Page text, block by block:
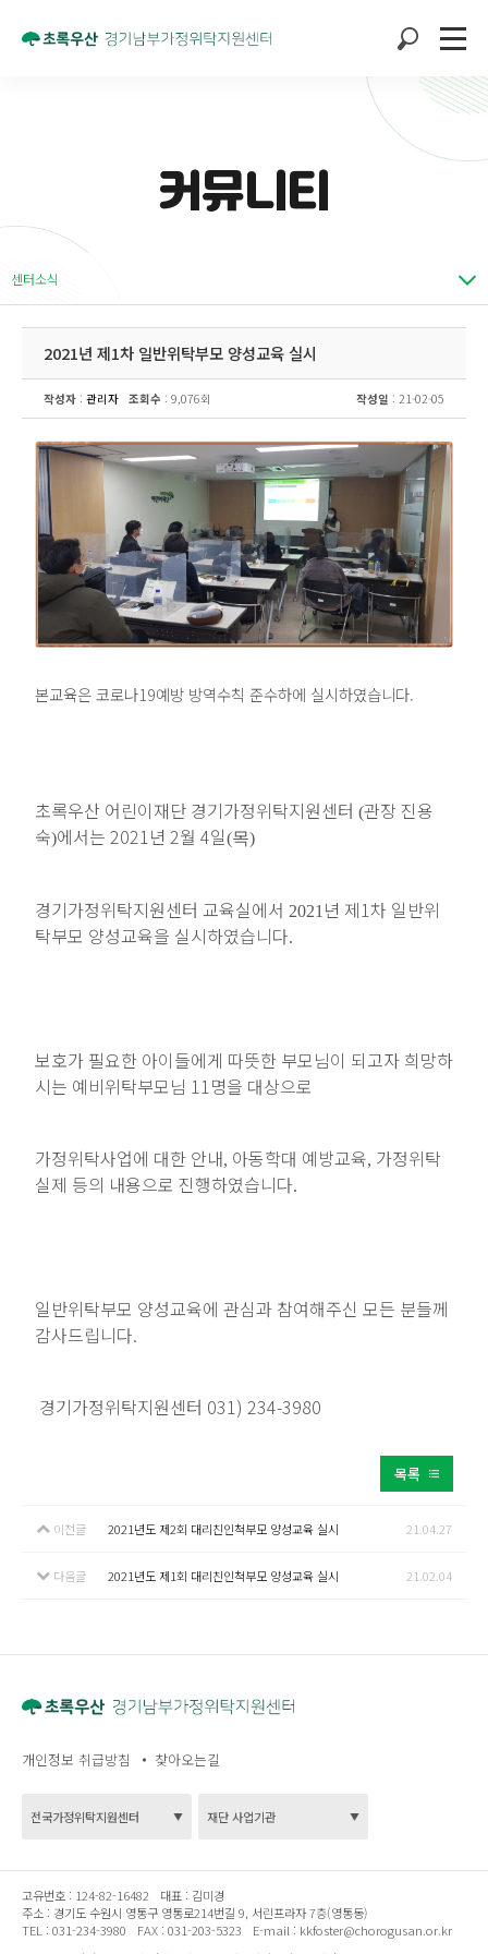
커뮤니티
센터소식
2021 년 제1차 일반위탁부모 양성교육 실시
작성자 : 관리자 조회수 : 9,076회 작성일 : 21-02-05
본교육은 코로나19예방 방역수칙 준수하에 실시하였습니다.
초록우산 어린이재단 경기가정위탁지원센터 (관장 진용
숙)에서는 2021년 2월 4일(목)
경기가정위탁지원센터 교육실에서 2021 년 제1차 일반위
탁부모 양성교육을 실시하였습니다.
보호가 필요한 아이들에게 따뜻한 부모님이 되고자 희망하
시는 예비위탁부모님 11명을 대상으로
가정위탁사업에 대한 안내, 아동학대 예방교육, 가정위탁
실제 등의 내용으로 진행하였습니다.
일반위탁부모 양성교육에 관심과 참여해주신 모든 분들께
감사드립니다.
경기가정위탁지원센터 031) 234-3980
목록
이전글 2021년도 제2회 대리친인척부모 양성교육 실시 21.04.27
다음글 2021년도 제1회 대리친인척부모 양성교육 실시 21.02.04
개인정보 취급방침 찾아오는길
고유번호 : 124-82-16482 대표 : 김미경
주소 : 경기도 수원시 영통구 영통로214번길 9, 서린프라자 7층(영통동)
TEL : 031-234-3980 FAX : 031-203-5323 E-mail : kkfoster@chorogusan.or.kr